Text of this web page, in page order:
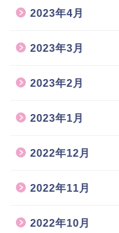
2023年4月
2023年3月
2023年2月
2023年1月
2022年12月
2022年11月
2022年10月